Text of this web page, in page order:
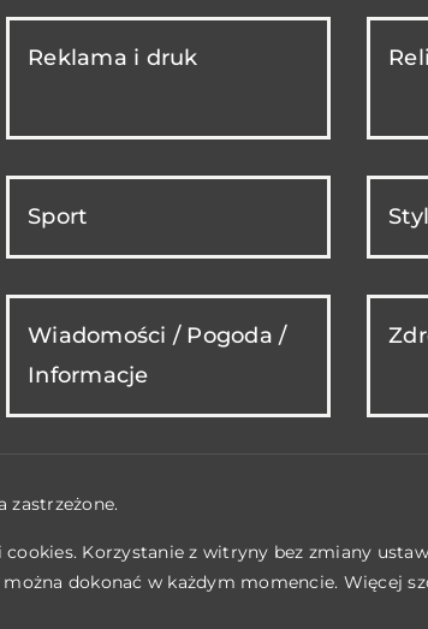
Reklama i druk
Sport
Wiadomości / Pogoda /
Informacje
zastrzeżone.
Korzystanie z witryny bez zmiany
dokonać w każdym momencie. Więcej